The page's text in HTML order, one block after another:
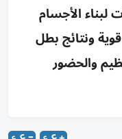
لبناء الأجسام
ونتائج بطل
والحضور